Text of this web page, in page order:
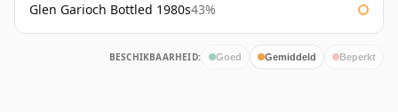
Glen Garioch Bottled 1980s43%
BESCHIKBAARHEID: Goed Gemiddeld Beperkt